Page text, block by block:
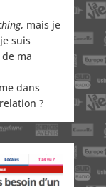
, mais je
suis
ma
dans
?